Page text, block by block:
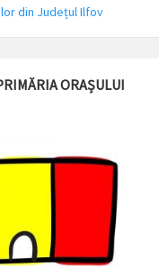
din Județul Ilfov
ORAȘULUI